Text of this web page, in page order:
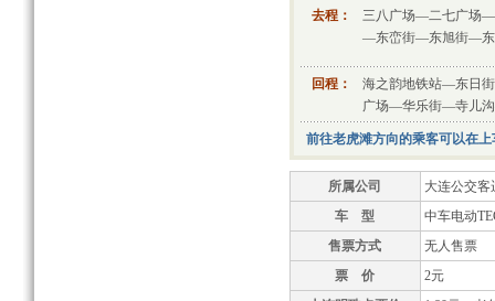
去程：
三八广场—二七广场
—东峦街—东旭街—东
回程：
海之韵地铁站—东日
广场—华乐街—寺儿
前往老虎滩方向的乘客可以在
所属公司
大连公交客
车 型
中车电动
售票方式
无人售票
票 价
2元